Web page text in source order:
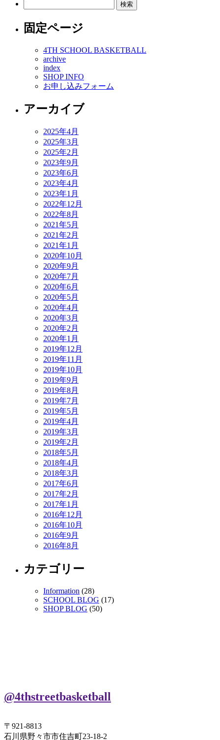
固定ページ
4TH SCHOOL BASKETBALL
archive
index
SHOP INFO
お申し込みフォーム
アーカイブ
2025年4月
2025年3月
2025年2月
2023年9月
2023年6月
2023年4月
2023年1月
2022年12月
2022年8月
2021年5月
2021年2月
2021年1月
2020年10月
2020年9月
2020年7月
2020年6月
2020年5月
2020年4月
2020年3月
2020年2月
2020年1月
2019年12月
2019年11月
2019年10月
2019年9月
2019年8月
2019年7月
2019年5月
2019年4月
2019年3月
2019年2月
2018年5月
2018年4月
2018年3月
2017年6月
2017年2月
2017年1月
2016年12月
2016年10月
2016年9月
2016年8月
カテゴリー
Information (28)
SCHOOL BLOG (17)
SHOP BLOG (50)
@4thstreetbasketball
〒921-8813
石川県野々市市住吉町23-18-2